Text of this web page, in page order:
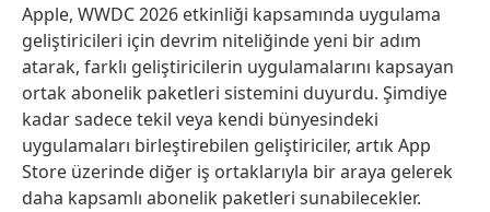
Apple, WWDC 2026 etkinliği kapsamında uygulama
geliştiricileri için devrim niteliğinde yeni bir adım
atarak, farklı geliştiricilerin uygulamalarını kapsayan
ortak abonelik paketleri sistemini duyurdu. Şimdiye
kadar sadece tekil veya kendi bünyesindeki
uygulamaları birleştirebilen geliştiriciler, artık App
Store üzerinde diğer iş ortaklarıyla bir araya gelerek
daha kapsamlı abonelik paketleri sunabilecekler.